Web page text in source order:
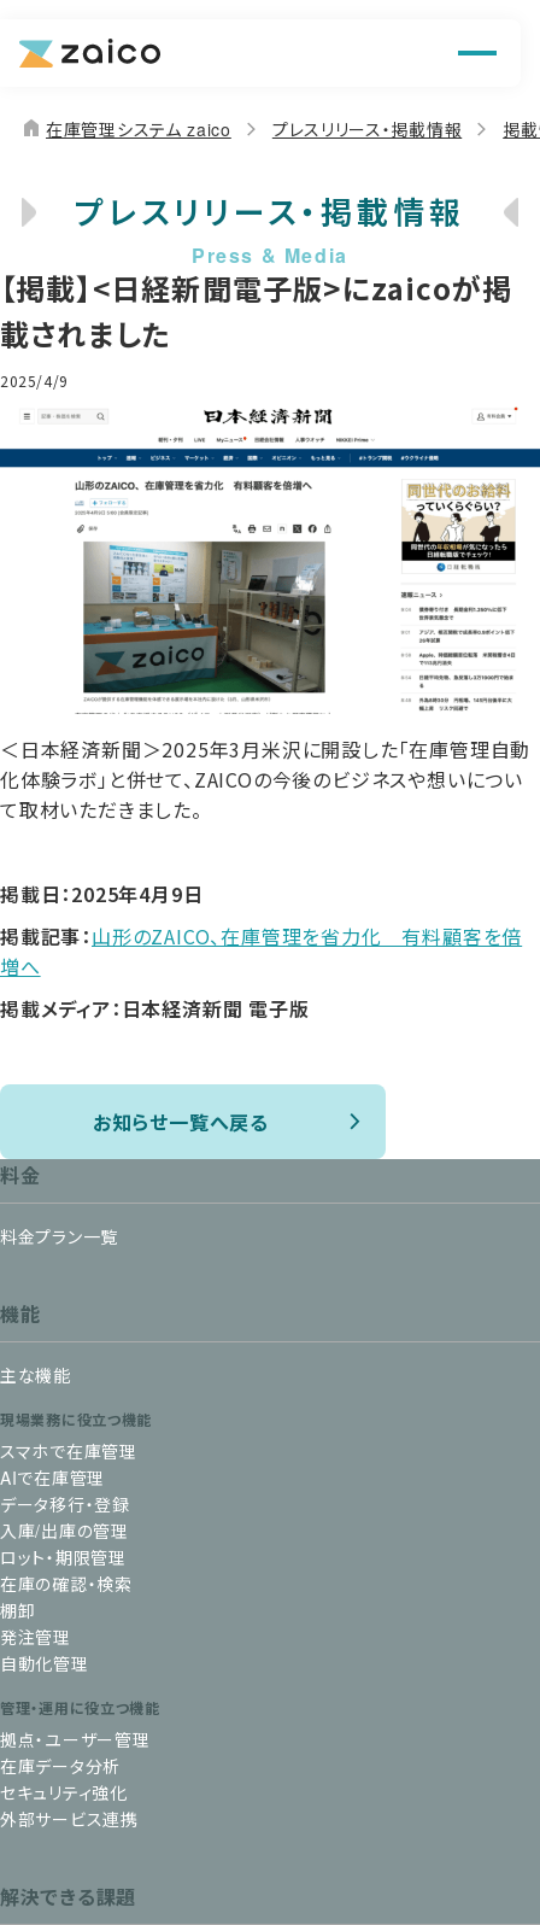
機能
お役立ち情報
home 在庫管理システム zaico プレスリリース・掲載情報 掲
プレスリリース・掲載情報
【掲載】<日経新聞電子版>にzaicoが掲
載されました
2025/4/9
＜日本経済新聞＞2025年3月米沢に開設した「在庫管理自動
化体験ラボ」と併せて、ZAICOの今後のビジネスや想いについ
て取材いただきました。
掲載日：2025年4月9日
掲載記事：山形のZAICO、在庫管理を省力化 有料顧客を倍
増へ
掲載メディア：日本経済新聞 電子版
お知らせ一覧へ戻る
料金
料金プラン一覧
機能
主な機能
現場業務に役立つ機能
スマホで在庫管理
AIで在庫管理
データ移行・登録
入庫/出庫の管理
ロット・期限管理
在庫の確認・検索
棚卸
発注管理
自動化管理
管理・運用に役立つ機能
拠点・ユーザー管理
在庫データ分析
セキュリティ強化
外部サービス連携
解決できる課題